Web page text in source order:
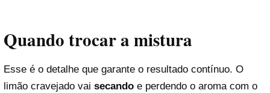
Quando trocar a mistura
Esse é o detalhe que garante o resultado contínuo. O
limão cravejado vai secando e perdendo o aroma com o